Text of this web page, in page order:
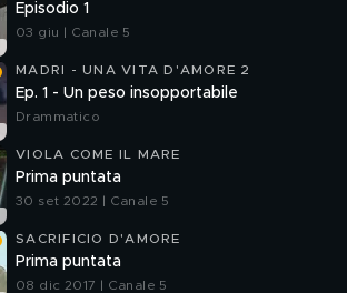
Episodio 1
03 giu | Canale 5
MADRI - UNA VITA D'AMORE 2
Ep. 1 - Un peso insopportabile
Drammatico
VIOLA COME IL MARE
Prima puntata
30 set 2022 | Canale 5
SACRIFICIO D'AMORE
Prima puntata
08 dic 2017 | Canale 5